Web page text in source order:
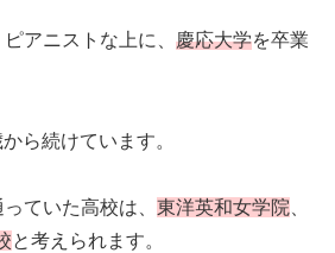
アニストな上に、 慶応大学を卒業
から続けています。
ていた高校は、 東洋英和女学院、
と考えられます。